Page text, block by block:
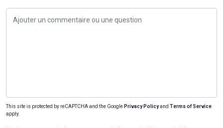
This site is protected by reCAPTCHA and the Google Privacy Policyand Terms of Service
apply.